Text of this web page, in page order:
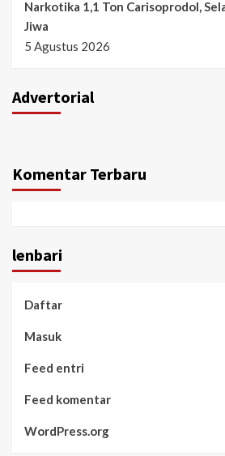
Narkotika 1,1 Ton Carisoprodol,
Jiwa
5 Agustus 2026
Advertorial
Komentar Terbaru
lenbari
Daftar
Masuk
Feed entri
Feed komentar
WordPress.org